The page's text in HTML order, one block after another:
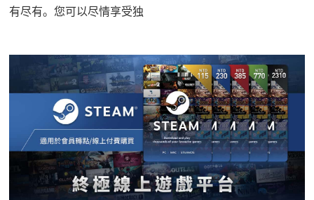
有尽有。您可以尽情享受独